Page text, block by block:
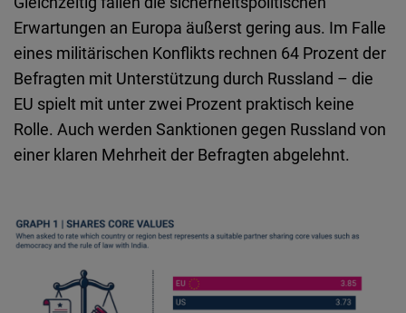
Erwartungen an Europa äußerst gering aus. Im Falle
eines militärischen Konflikts rechnen 64 Prozent der
Befragten mit Unterstützung durch Russland – die
EU spielt mit unter zwei Prozent praktisch keine
Rolle. Auch werden Sanktionen gegen Russland von
einer klaren Mehrheit der Befragten abgelehnt.